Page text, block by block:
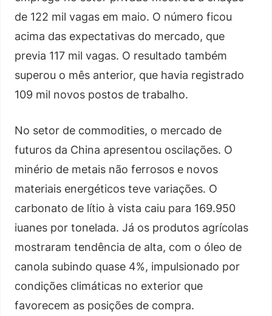
de 122 mil vagas em maio. O número ficou
acima das expectativas do mercado, que
previa 117 mil vagas. O resultado também
superou o mês anterior, que havia registrado
109 mil novos postos de trabalho.
No setor de commodities, o mercado de
futuros da China apresentou oscilações. O
minério de metais não ferrosos e novos
materiais energéticos teve variações. O
carbonato de lítio à vista caiu para 169.950
iuanes por tonelada. Já os produtos agrícolas
mostraram tendência de alta, com o óleo de
canola subindo quase 4%, impulsionado por
condições climáticas no exterior que
favorecem as posições de compra.